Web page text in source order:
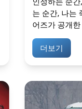
는 순간, 나는
어즈가 공개
더보기